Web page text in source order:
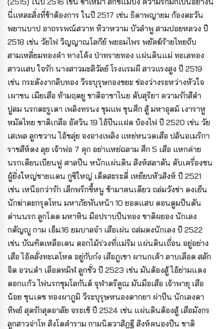
นี่แหละสิ่งที่ข้าต้องการ ในปี 2517 เช่น ธิดาพญายม ก้องตะวัน
พยานบาป อาถรรพณ์สวาท ทิวาหวาม บัวลำพู สามปอยหลวง ปี
2518 เช่น วัยไฟ วิญญาณโลกีย์ พยอมไพร พยัคฆ์ร้ายไทยถีบ
สามเหลี่ยมทองคำ ทางโค้ง ป่าทรายทอง แผ่นดินแม่ ทะเลทอง
สาวแสบ ใจรัก นางสาวมะลิวัลย์ โรงแรมผี สาวแรงสูง ปี 2519
เช่น กระดังงากลีบทอง วีระบุรุษกองขยะ ช่องว่างระหว่างหัวใจ
เผาขน เมียเสือ ท้ามฤตยู ชาติอาชาไนย ดับสุริยา ความรักสีดำ
ปูลม นรกตะรูเตา เพลิงทรนง ชุมแพ ขุนศึก สู้ มหาอุตม์ เงาราหู
หมัดไทย ชาติเกลือ อัศวิน 19 ไอ้ปืนแฝด บ้องไฟ ปี 2520 เช่น วัย
เสเพล ลูกขวาน ไอ้ขลุ่ย จงอางเพลิง แหย่หนวดเสือ ปล้นอเมริกา
ราชสีห์ดง ลุย เจ้าพ่อ 7 คุก อย่าแหย่ฉลาม ศึก 5 เสือ แหกค่าย
นรกเดียนเบียนฟู ศาลปืน หนักแผ่นดิน สิงห์สลาตัน ดับเครื่องชน
ผู้ยิ่งใหญ่ชายแดน กูซิใหญ่ เด็ดสะระตี่ เหยียบหัวสิงห์ ปี 2521
เช่น เหนือกว่ารัก เล็กพริกขี้หนู ข้ามาคนเดียว ถล่มวังข่า ดงเย็น
นักฆ่าตะกรุดโทน มหาภัยพันหน้า 10 ยอดแสบ ดอนตูมปืนตัน
ด่านนรก ลูกโดด มหาหิน มือปราบปืนทอง ชาติผยอง นักเลง
กตัญญู กาม เอ็ม.16 ยมบาลจ๋า เสือเผ่น ถล่มดงนักเลง ปี 2522
เช่น บัณฑิตเหลือเดน ดอกไม้ร่วงที่แม่ริม แผ่นดินเถื่อน อยู่อย่าง
เสือ ไอ้คลั่งทะเลโหด อยู่กับก๋ง เสือภูเขา ผานกเค้า ลาบเลือด สลัก
จิต อวนดำ เลือดทมิฬ ลูกชั่ว ปี 2523 เช่น มันต้องสู้ ไอ้ย่ามแดง
ดอกแก้ว ไฟนรกขุมโลกันต์ จุฬาตรีคูณ มันมือเสือ เจ้าพายุ เสือ
น้อย ขุนเดช ทองผาภูมิ วีระบุรุษหนองตากยา ผ่าปืน นักเลงตา
ทิพย์ สุดรักสุดอาลัย จระเข้ ปี 2524 เช่น แผ่นดินต้องสู้ เสือมังกร
ลูกสาวจ่าโท สิงโตคำราม กามนิตวาสิฎฐี สิงห์คนองปืน ชาติ